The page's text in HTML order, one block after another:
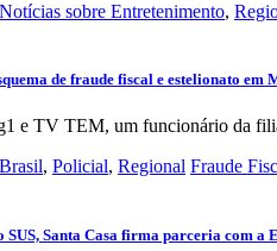
Notícias sobre Entretenimento,
de fraude fiscal e estelionato em
e TV TEM, um funcionário da
Brasil, Policial, Regional Fraude
Santa Casa firma parceria com a